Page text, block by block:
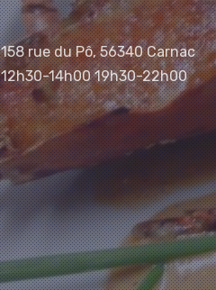
158 rue du Pô, 56340 Carnac
12h30-14h00 19h30-22h00